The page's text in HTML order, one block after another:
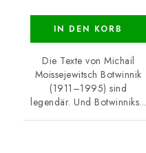
IN DEN KORB
Die Texte von Michail
Moissejewitsch Botwinnik
(1911–1995) sind
legendär. Und Botwinniks...